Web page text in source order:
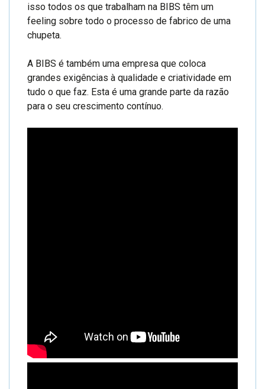
isso todos os que trabalham na BIBS têm um
feeling sobre todo o processo de fabrico de uma
chupeta.
A BIBS é também uma empresa que coloca
grandes exigências à qualidade e criatividade em
tudo o que faz. Esta é uma grande parte da razão
para o seu crescimento contínuo.